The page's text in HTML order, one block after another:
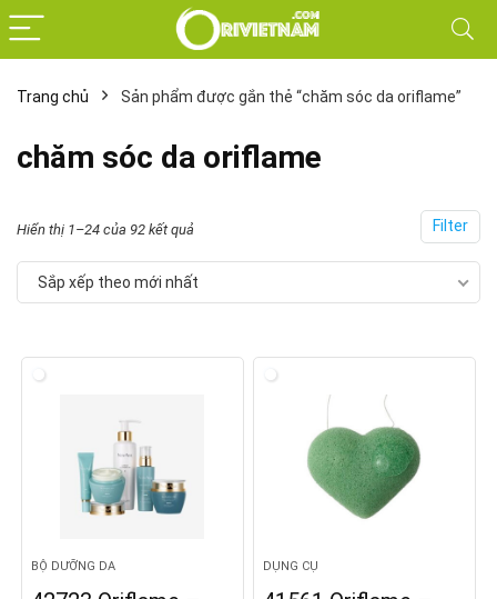
Trang chủ Sản phẩm được gắn thẻ “chăm sóc da oriflame”
chăm sóc da oriflame
Filter
Hiển thị 1–24 của 92 kết quả
sắp
xếp
mới
Sắp xếp theo mới nhất
BỘ DƯỠNG DA DỤNG CỤ